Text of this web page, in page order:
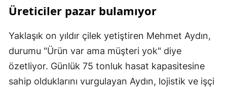
Üreticiler pazar bulamıyor
Yaklaşık on yıldır çilek yetiştiren Mehmet Aydın,
durumu "Ürün var ama müşteri yok" diye
özetliyor. Günlük 75 tonluk hasat kapasitesine
sahip olduklarını vurgulayan Aydın, lojistik ve işçi